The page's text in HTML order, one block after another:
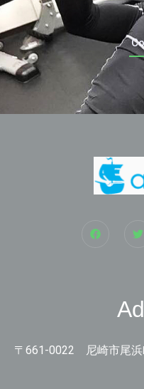
〒661-0022 尼崎市尾浜